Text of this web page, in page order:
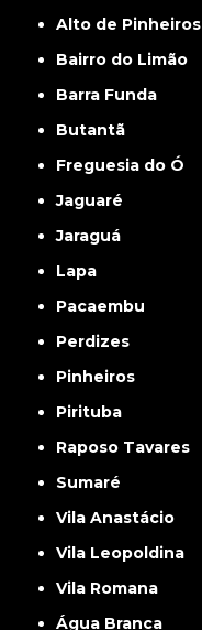
Alto de Pinheiros
Bairro do Limão
Barra Funda
Butantã
Freguesia do Ó
Jaguaré
Jaraguá
Lapa
Pacaembu
Perdizes
Pinheiros
Pirituba
Raposo Tavares
Sumaré
Vila Anastácio
Vila Leopoldina
Vila Romana
Água Branca